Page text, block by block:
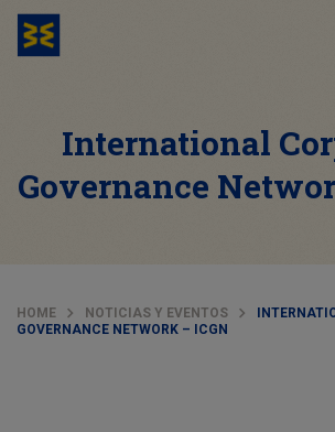
International
Governance
HOME NOTICIAS Y EVENTOS
GOVERNANCE NETWORK – ICGN